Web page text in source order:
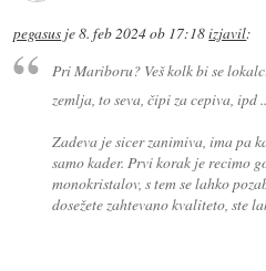
pegasus je8. feb 2024 ob 17:18izjavil:
Pri Mariboru? Veš kolk bi se
zemlja, to seva, čipi za cepiva, ipd
Zadeva je sicer zanimiva, ima pa
samo kader. Prvi korak je recimo
monokristalov, s tem se lahko
dosežete zahtevano kvaliteto, ste